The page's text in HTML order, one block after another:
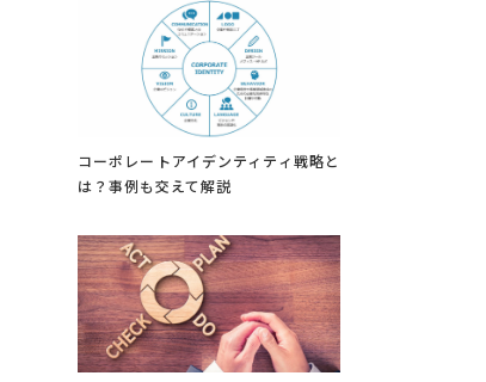
コーポレートアイデンティティ戦略と
は？事例も交えて解説